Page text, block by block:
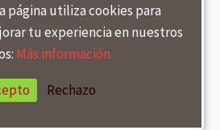
página utiliza cookies para
tu experiencia en nuestros
Más información.
Rechazo